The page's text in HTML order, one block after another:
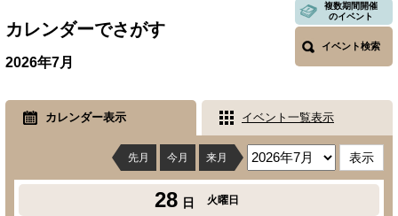
カレンダーでさがす
複数期間開催
のイベント
イベント検索
2026年7月
カレンダー表示 イベント一覧表示
先月 今月 来月
28 日 火曜日